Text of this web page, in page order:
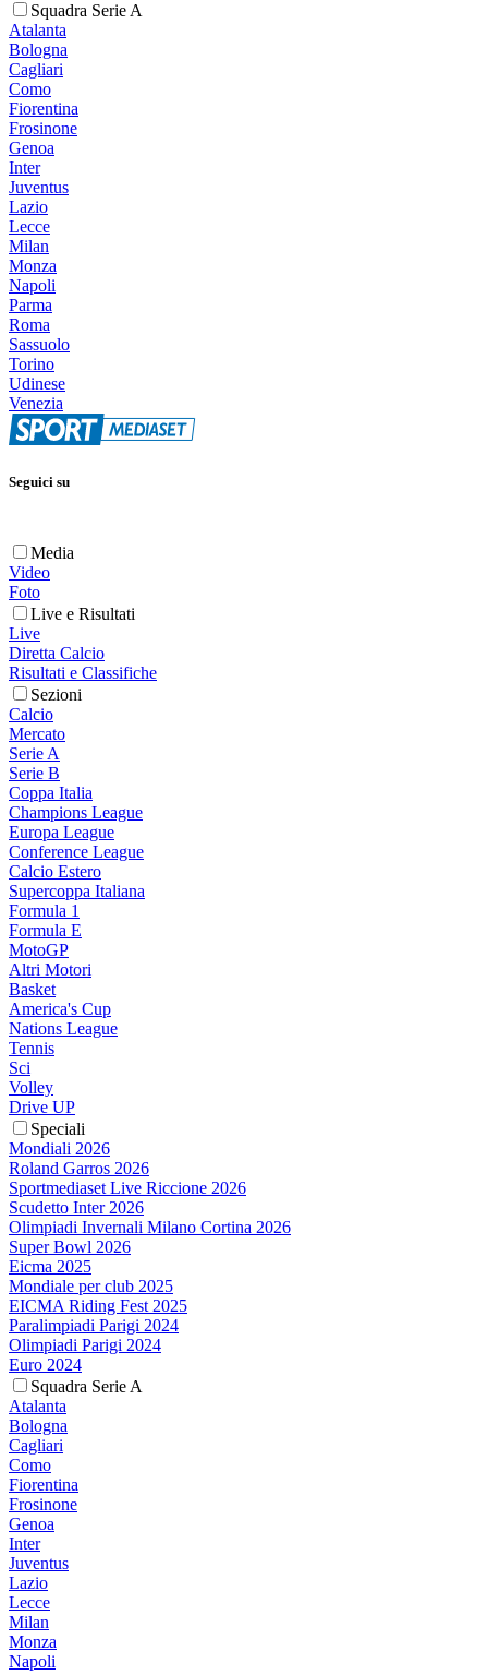
Squadra Serie A
Atalanta
Bologna
Cagliari
Como
Fiorentina
Frosinone
Genoa
Inter
Juventus
Lazio
Lecce
Milan
Monza
Napoli
Parma
Roma
Sassuolo
Torino
Udinese
Venezia
Seguici su
Media
Video
Foto
Live e Risultati
Live
Diretta Calcio
Risultati e Classifiche
Sezioni
Calcio
Mercato
Serie A
Serie B
Coppa Italia
Champions League
Europa League
Conference League
Calcio Estero
Supercoppa Italiana
Formula 1
Formula E
MotoGP
Altri Motori
Basket
America's Cup
Nations League
Tennis
Sci
Volley
Drive UP
Speciali
Mondiali 2026
Roland Garros 2026
Sportmediaset Live Riccione 2026
Scudetto Inter 2026
Olimpiadi Invernali Milano Cortina 2026
Super Bowl 2026
Eicma 2025
Mondiale per club 2025
EICMA Riding Fest 2025
Paralimpiadi Parigi 2024
Olimpiadi Parigi 2024
Euro 2024
Squadra Serie A
Atalanta
Bologna
Cagliari
Como
Fiorentina
Frosinone
Genoa
Inter
Juventus
Lazio
Lecce
Milan
Monza
Napoli